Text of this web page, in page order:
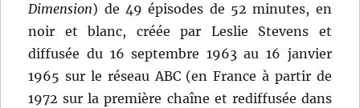
Dimension) de 49 épisodes de 52 minutes, en
noir et blanc, créée par Leslie Stevens et
diffusée du 16 septembre 1963 au 16 janvier
1965 sur le réseau ABC (en France à partir de
1972 sur la première chaîne et rediffusée dans